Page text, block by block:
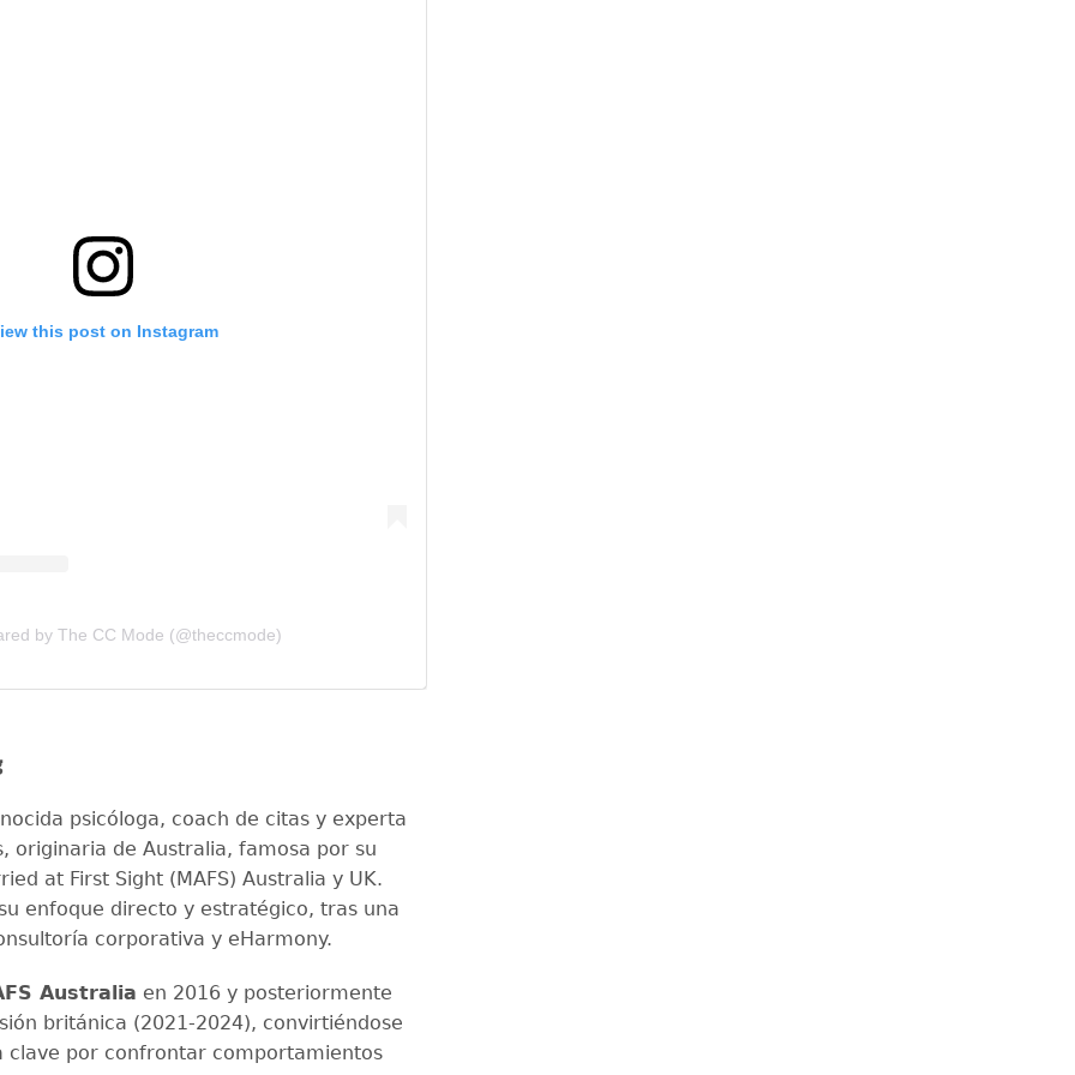
this post on Instagram
by The CC Mode (@theccmode)
psicóloga, coach de citas y experta
originaria de Australia, famosa por su
at First Sight (MAFS) Australia y UK.
enfoque directo y estratégico, tras una
corporativa y eHarmony.
Australia en 2016 y posteriormente
británica (2021-2024), convirtiéndose
clave por confrontar comportamientos